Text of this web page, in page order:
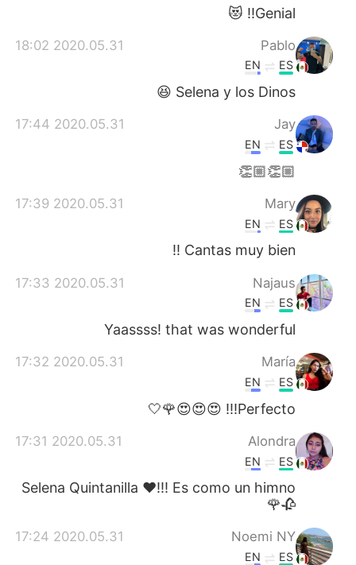
Genial!! 😻
Pablo
2020.05.31 18:02
ES
EN
Selena y los Dinos 😆
Jay
2020.05.31 17:44
ES
EN
👏🏼👏🏼
Mary
2020.05.31 17:39
ES
EN
Cantas muy bien !!
Najaus
2020.05.31 17:33
ES
EN
Yaassss! that was wonderful
María
2020.05.31 17:32
ES
EN
Perfecto!!! 😍😍😍🌹🤍
Alondra
2020.05.31 17:31
ES
EN
Selena Quintanilla ♥️!!! Es como un himno
🥀🌹
Noemi NY
2020.05.31 17:24
ES
EN